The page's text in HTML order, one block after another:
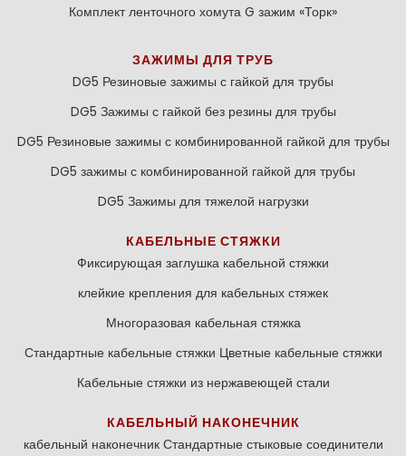
Комплект ленточного хомута G зажим «Торк»
ЗАЖИМЫ ДЛЯ ТРУБ
DG5 Резиновые зажимы с гайкой для трубы
DG5 Зажимы с гайкой без резины для трубы
DG5 Резиновые зажимы с комбинированной гайкой для трубы
DG5 зажимы с комбинированной гайкой для трубы
DG5 Зажимы для тяжелой нагрузки
КАБЕЛЬНЫЕ СТЯЖКИ
Фиксирующая заглушка кабельной стяжки
клейкие крепления для кабельных стяжек
Многоразовая кабельная стяжка
Стандартные кабельные стяжки Цветные кабельные стяжки
Кабельные стяжки из нержавеющей стали
КАБЕЛЬНЫЙ НАКОНЕЧНИК
кабельный наконечник Стандартные стыковые соединители